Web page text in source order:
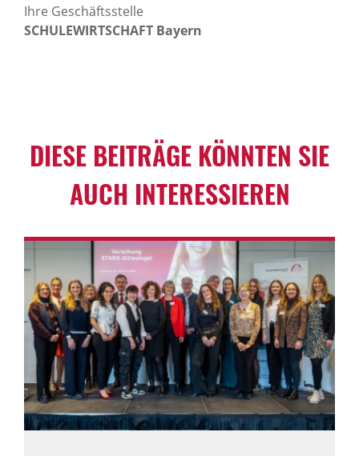
Ihre Geschäftsstelle
SCHULEWIRTSCHAFT Bayern
DIESE BEITRÄGE KÖNNTEN SIE
AUCH INTER­ES­SIEREN